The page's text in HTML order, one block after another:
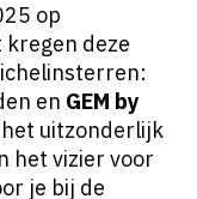
op
deze
en GEM by
uitzonderlijk
het vizier voor
je bij de